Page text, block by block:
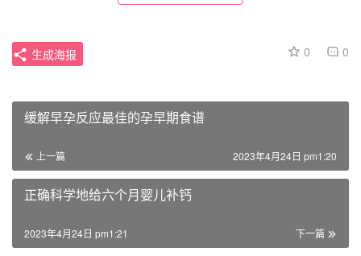
0 0
生成海报
缓解早孕反应最佳的孕早期食谱
上一篇 2023年4月24日 pm1:20
正确科学地给六个月婴儿补钙
下一篇
2023年4月24日 pm1:21